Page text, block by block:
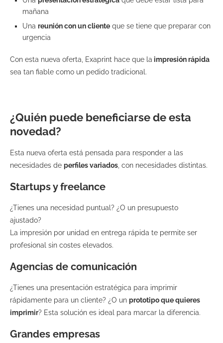
mañana
Una reunión con un cliente que se tiene que preparar con
urgencia
Con esta nueva oferta, Exaprint hace que la impresión rápida
sea tan fiable como un pedido tradicional.
¿Quién puede beneficiarse de esta
novedad?
Esta nueva oferta está pensada para responder a las
necesidades de perfiles variados , con necesidades distintas.
Startups y freelance
¿Tienes una necesidad puntual? ¿O un presupuesto
ajustado?
La impresión por unidad en entrega rápida te permite ser
profesional sin costes elevados.
Agencias de comunicación
¿Tienes una presentación estratégica para imprimir
rápidamente para un cliente? ¿O un prototipo que quieres
imprimir? Esta solución es ideal para marcar la diferencia.
Grandes empresas